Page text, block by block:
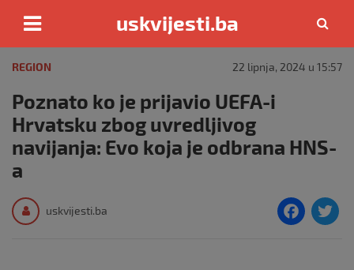
content
uskvijesti.ba
REGION 22 lipnja, 2024 u 15:57
Poznato ko je prijavio UEFA-i
Hrvatsku zbog uvredljivog
navijanja: Evo koja je odbrana HNS-
a
uskvijesti.ba
F